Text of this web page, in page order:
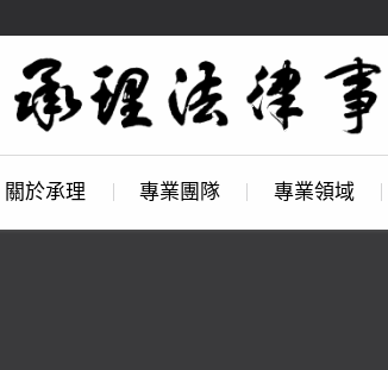
關於承理 專業團隊 專業領域